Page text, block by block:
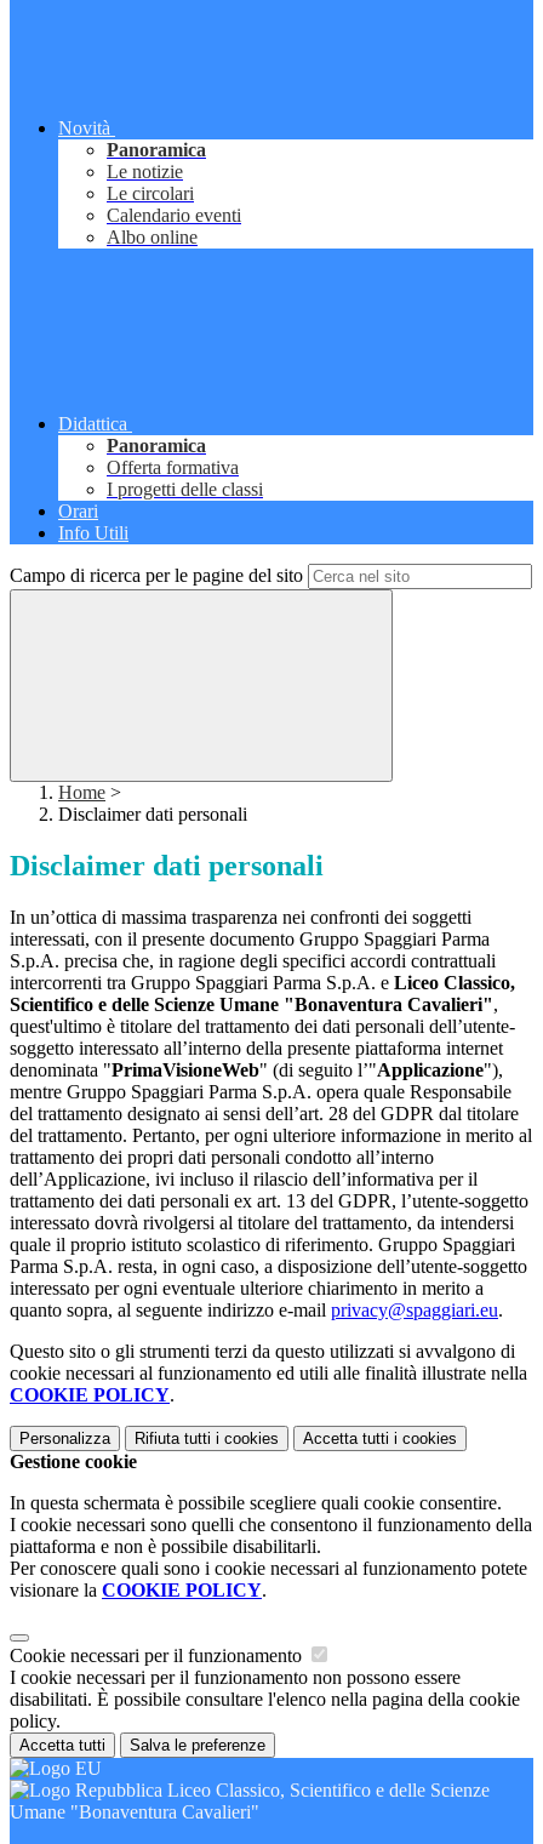
Novità
Panoramica
Le notizie
Le circolari
Calendario eventi
Albo online
Didattica
Panoramica
Offerta formativa
I progetti delle classi
Orari
Info Utili
Campo di ricerca per le pagine del sito
Home >
Disclaimer dati personali
Disclaimer dati personali
In un’ottica di massima trasparenza nei confronti dei soggetti
interessati, con il presente documento Gruppo Spaggiari Parma
S.p.A. precisa che, in ragione degli specifici accordi contrattuali
intercorrenti tra Gruppo Spaggiari Parma S.p.A. e Liceo Classico,
Scientifico e delle Scienze Umane "Bonaventura Cavalieri",
quest'ultimo è titolare del trattamento dei dati personali dell’utente-
soggetto interessato all’interno della presente piattaforma internet
denominata "PrimaVisioneWeb" (di seguito l’"Applicazione"),
mentre Gruppo Spaggiari Parma S.p.A. opera quale Responsabile
del trattamento designato ai sensi dell’art. 28 del GDPR dal titolare
del trattamento. Pertanto, per ogni ulteriore informazione in merito al
trattamento dei propri dati personali condotto all’interno
dell’Applicazione, ivi incluso il rilascio dell’informativa per il
trattamento dei dati personali ex art. 13 del GDPR, l’utente-soggetto
interessato dovrà rivolgersi al titolare del trattamento, da intendersi
quale il proprio istituto scolastico di riferimento. Gruppo Spaggiari
Parma S.p.A. resta, in ogni caso, a disposizione dell’utente-soggetto
interessato per ogni eventuale ulteriore chiarimento in merito a
quanto sopra, al seguente indirizzo e-mail privacy@spaggiari.eu.
Questo sito o gli strumenti terzi da questo utilizzati si avvalgono di
cookie necessari al funzionamento ed utili alle finalità illustrate nella
COOKIE POLICY.
Personalizza Rifiuta tutti i cookies Accetta tutti i cookies
Gestione cookie
In questa schermata è possibile scegliere quali cookie consentire.
I cookie necessari sono quelli che consentono il funzionamento della
piattaforma e non è possibile disabilitarli.
Per conoscere quali sono i cookie necessari al funzionamento potete
visionare la COOKIE POLICY.
Cookie necessari per il funzionamento
I cookie necessari per il funzionamento non possono essere
disabilitati. È possibile consultare l'elenco nella pagina della cookie
policy.
Accetta tutti Salva le preferenze
Liceo Classico, Scientifico e delle Scienze
Umane "Bonaventura Cavalieri"